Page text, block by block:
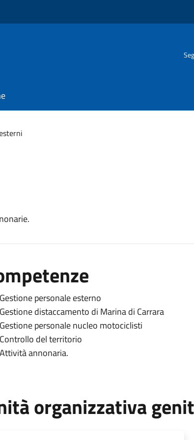
Gestione personale esterno
Gestione distaccamento di Marina di Carrara
Gestione personale nucleo motociclisti
Controllo del territorio
Attività annonaria.
organizzativa